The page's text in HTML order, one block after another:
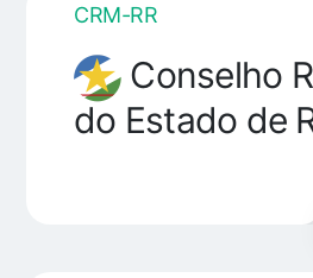
CRM-RR
Conselho
do Estado de